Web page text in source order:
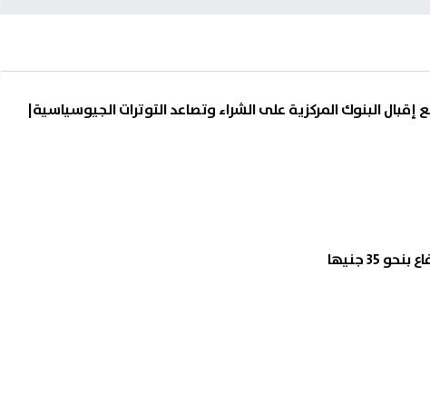
إقبال البنوك المركزية على الشراء وتصاعد التوترات الجيوسياسية|
35 جنيها